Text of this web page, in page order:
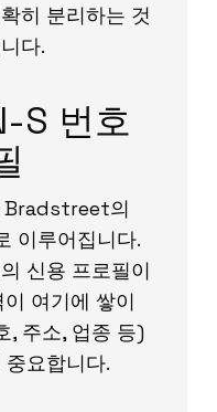
히 분리하는 것
다.
S 번호
Bradstreet의
이루어집니다.
신용 프로필이
여기에 쌓이
, 주소, 업종 등)
요합니다.